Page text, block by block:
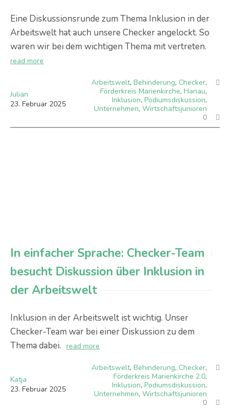
Eine Diskussionsrunde zum Thema Inklusion in der
Arbeitswelt hat auch unsere Checker angelockt. So
waren wir bei dem wichtigen Thema mit vertreten.
read more
Julian
23. Februar 2025
Arbeitswelt, Behinderung, Checker,
Förderkreis Marienkirche, Hanau,
Inklusion, Podiumsdiskussion,
Unternehmen, Wirtschaftsjunioren
0
In einfacher Sprache: Checker-Team
besucht Diskussion über Inklusion in
der Arbeitswelt
Inklusion in der Arbeitswelt ist wichtig. Unser
Checker-Team war bei einer Diskussion zu dem
Thema dabei. read more
Katja
23. Februar 2025
Arbeitswelt, Behinderung, Checker,
Förderkreis Marienkirche 2.0,
Inklusion, Podiumsdiskussion,
Unternehmen, Wirtschaftsjunioren
0